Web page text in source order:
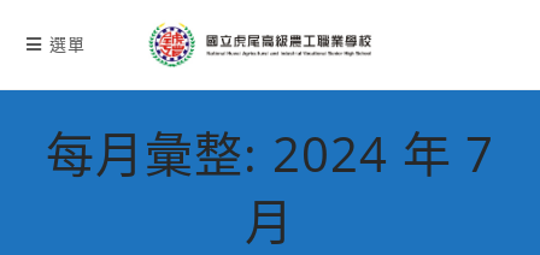
選單
每月彙整: 2024 年 7
月